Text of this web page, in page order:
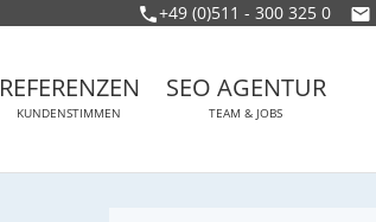
+49 (0)511 - 300 325 0
REFERENZEN
KUNDENSTIMMEN
SEO AGENTUR
TEAM & JOBS